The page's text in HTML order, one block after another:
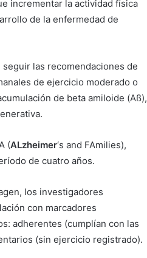
incrementar la actividad física
de la enfermedad de
seguir las recomendaciones de
de ejercicio moderado o
de beta amiloide (Aß),
(ALzheimer‘s and FAmilies),
de cuatro años.
los investigadores
con marcadores
adherentes (cumplían con las
(sin ejercicio registrado).